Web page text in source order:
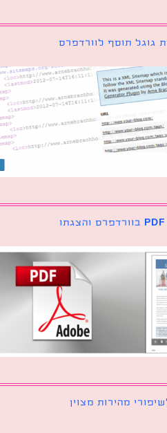
תוסף לוורדפרס
מצוין